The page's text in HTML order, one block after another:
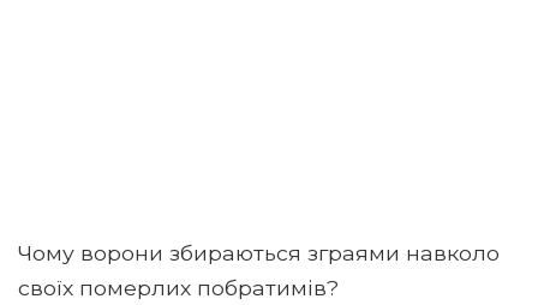
Чому ворони збираються зграями навколо
своїх померлих побратимів?